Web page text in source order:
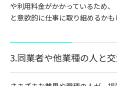
や利用料金がかかっているため、
と意欲的に仕事に取り組めるかも
3.同業者や他業種の人と